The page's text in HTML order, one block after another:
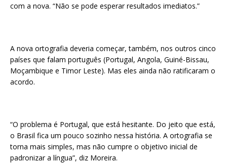
com a nova. “Não se pode esperar resultados imediatos.”
A nova ortografia deveria começar, também, nos outros cinco
países que falam português (Portugal, Angola, Guiné-Bissau,
Moçambique e Timor Leste). Mas eles ainda não ratificaram o
acordo.
“O problema é Portugal, que está hesitante. Do jeito que está,
o Brasil fica um pouco sozinho nessa história. A ortografia se
torna mais simples, mas não cumpre o objetivo inicial de
padronizar a língua”, diz Moreira.